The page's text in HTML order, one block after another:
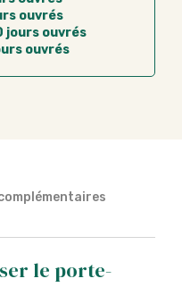
mandat
ouvrés
jours ouvrés
ouvrés
le porte-